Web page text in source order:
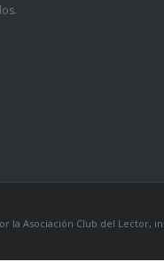
Asociación Club del Lector,